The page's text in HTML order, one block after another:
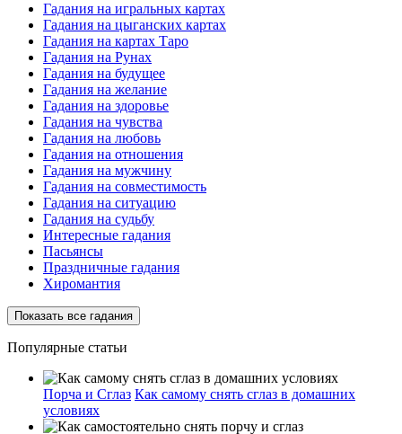
Гадания на игральных картах
Гадания на цыганских картах
Гадания на картах Таро
Гадания на Рунах
Гадания на будущее
Гадания на желание
Гадания на здоровье
Гадания на чувства
Гадания на любовь
Гадания на отношения
Гадания на мужчину
Гадания на совместимость
Гадания на ситуацию
Гадания на судьбу
Интересные гадания
Пасьянсы
Праздничные гадания
Хиромантия
Показать все гадания
Популярные статьи
Порча и Сглаз Как самому снять сглаз в домашних
условиях